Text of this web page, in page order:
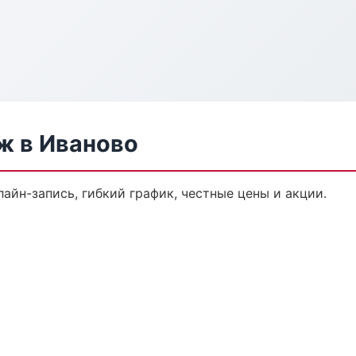
в Иваново
запись, гибкий график, честные цены и акции.